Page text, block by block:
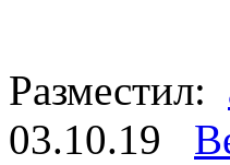
Разместил:
03.10.19